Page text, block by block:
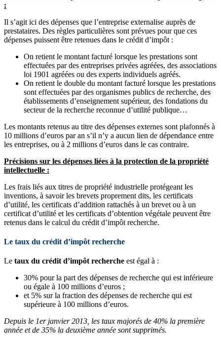
:
Il s’agit ici des dépenses que l’entreprise externalise auprès de
prestataires. Des règles particulières sont prévues pour que ces
dépenses puissent être retenues dans le crédit d’impôt :
On retient le montant facturé lorsque les prestations sont
effectuées par des entreprises privées agréées, des associations
loi 1901 agréées ou des experts individuels agréés.
On retient le double du montant facturé lorsque les prestations
sont effectuées par des organismes publics de recherche, des
établissements d’enseignement supérieur, des fondations du
secteur de la recherche reconnue d’utilité publique…
Les montants retenus au titre des dépenses externes sont plafonnés à
10 millions d’euros par an s’il n’y a aucun lien de dépendance entre
les entreprises, ou à 2 millions d’euros dans le cas contraire.
Précisions sur les dépenses liées à la protection de la propriété
intellectuelle :
Les frais liés aux titres de propriété industrielle protégeant les
inventions, à savoir les brevets proprement dits, les certificats
d’utilité, les certificats d’addition rattachés à un brevet ou à un
certificat d’utilité et les certificats d’obtention végétale peuvent être
retenus dans le calcul du crédit d’impôt recherche.
Le taux du crédit d’impôt recherche
Le taux du crédit d’impôt recherche est égal à :
30% pour la part des dépenses de recherche qui est inférieure
ou égale à 100 millions d’euros ;
et 5% sur la fraction des dépenses de recherche qui est
supérieure à 100 millions d’euros.
Depuis le 1er janvier 2013, les taux majorés de 40% la première
année et de 35% la deuxième année sont supprimés.